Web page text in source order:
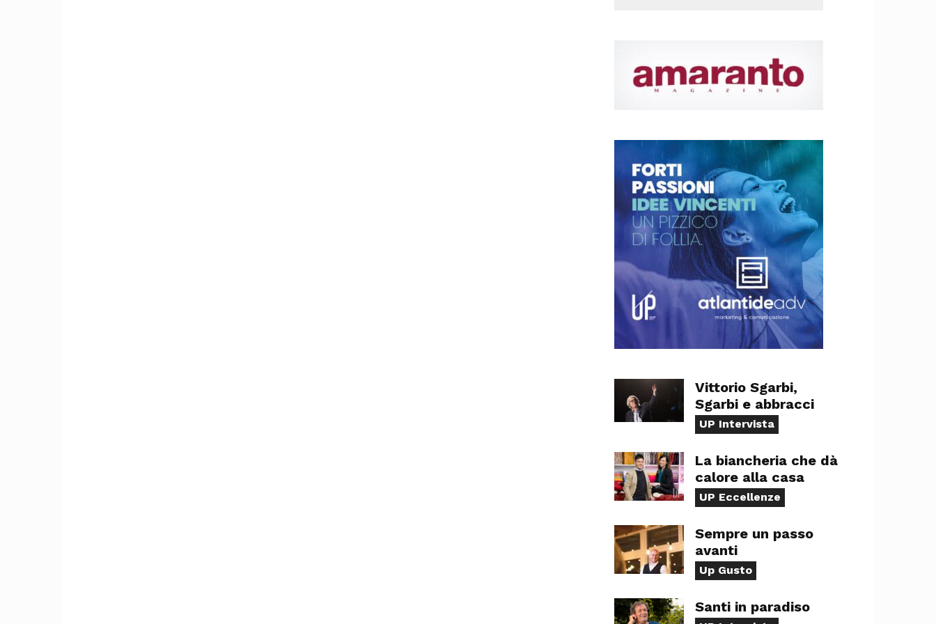
Vittorio Sgarbi,
Sgarbi e abbracci
UP Intervista
La biancheria che dà
calore alla casa
UP Eccellenze
Sempre un passo
avanti
Up Gusto
Santi in paradiso